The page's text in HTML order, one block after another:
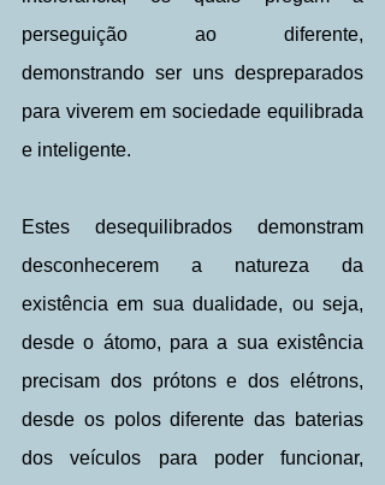
perseguição ao diferente,
demonstrando ser uns despreparados
para viverem em sociedade equilibrada
e inteligente.
Estes desequilibrados demonstram
desconhecerem a natureza da
existência em sua dualidade, ou seja,
desde o átomo, para a sua existência
precisam dos prótons e dos elétrons,
desde os polos diferente das baterias
dos veículos para poder funcionar,